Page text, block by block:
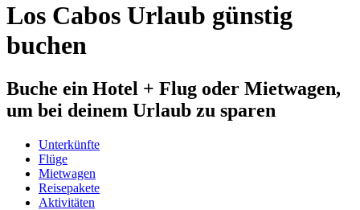
Los Cabos Urlaub günstig
buchen
Buche ein Hotel + Flug oder Mietwagen,
um bei deinem Urlaub zu sparen
Unterkünfte
Flüge
Mietwagen
Reisepakete
Aktivitäten